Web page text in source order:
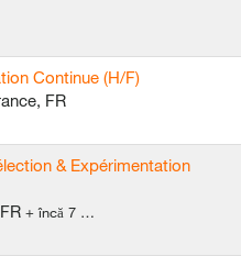
Continue (H/F)
FR
& Expérimentation
+ încă 7 …